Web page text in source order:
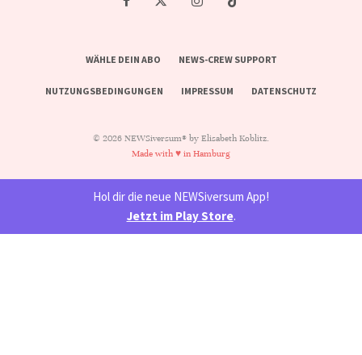
WÄHLE DEIN ABO NEWS-CREW SUPPORT
NUTZUNGSBEDINGUNGEN IMPRESSUM DATENSCHUTZ
© 2026 NEWSiversum® by Elisabeth Koblitz.
Made with ♥ in Hamburg
Hol dir die neue NEWSiversum App!
Jetzt im Play Store.